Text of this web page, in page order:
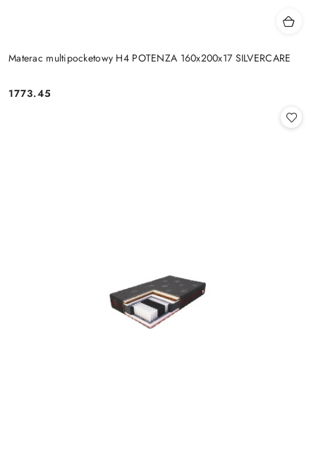
Materac multipocketowy H4 POTENZA 160x200x17 SILVERCARE
Cena:
1773.45